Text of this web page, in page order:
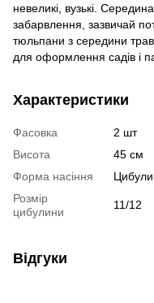
невеликі, вузькі.
забарвлення, зазвичай
тюльпани з середини
для оформлення садів і
Характеристики
Фасовка
2 шт
Висота
45 см
Форма насіння
Розмір
цибулини
11/12
Відгуки